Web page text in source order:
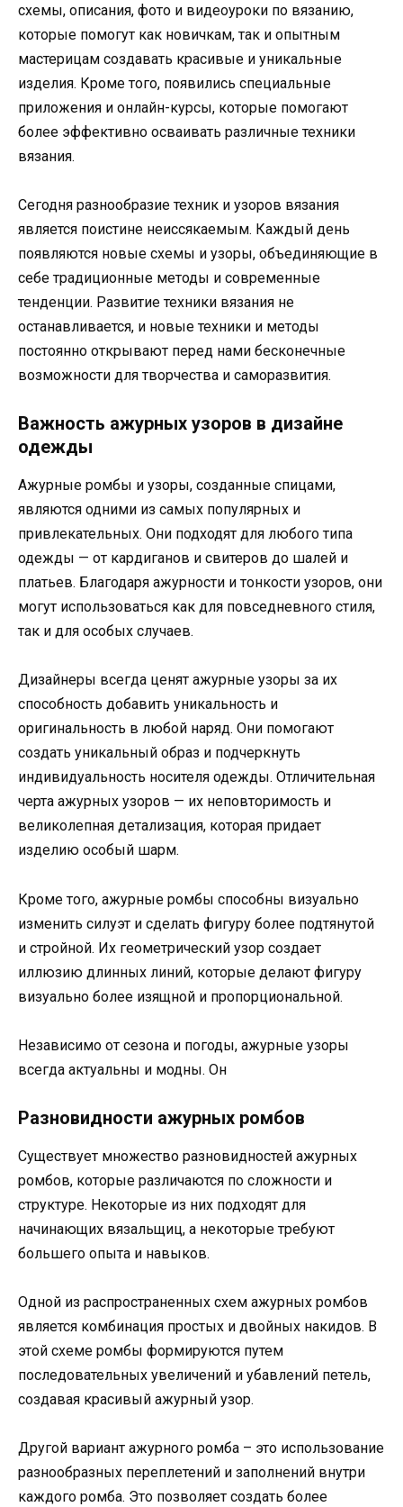
схемы, описания, фото и видеоуроки по вязанию,
которые помогут как новичкам, так и опытным
мастерицам создавать красивые и уникальные
изделия. Кроме того, появились специальные
приложения и онлайн-курсы, которые помогают
более эффективно осваивать различные техники
вязания.
Сегодня разнообразие техник и узоров вязания
является поистине неиссякаемым. Каждый день
появляются новые схемы и узоры, объединяющие в
себе традиционные методы и современные
тенденции. Развитие техники вязания не
останавливается, и новые техники и методы
постоянно открывают перед нами бесконечные
возможности для творчества и саморазвития.
Важность ажурных узоров в дизайне
одежды
Ажурные ромбы и узоры, созданные спицами,
являются одними из самых популярных и
привлекательных. Они подходят для любого типа
одежды — от кардиганов и свитеров до шалей и
платьев. Благодаря ажурности и тонкости узоров, они
могут использоваться как для повседневного стиля,
так и для особых случаев.
Дизайнеры всегда ценят ажурные узоры за их
способность добавить уникальность и
оригинальность в любой наряд. Они помогают
создать уникальный образ и подчеркнуть
индивидуальность носителя одежды. Отличительная
черта ажурных узоров — их неповторимость и
великолепная детализация, которая придает
изделию особый шарм.
Кроме того, ажурные ромбы способны визуально
изменить силуэт и сделать фигуру более подтянутой
и стройной. Их геометрический узор создает
иллюзию длинных линий, которые делают фигуру
визуально более изящной и пропорциональной.
Независимо от сезона и погоды, ажурные узоры
всегда актуальны и модны. Он
Разновидности ажурных ромбов
Существует множество разновидностей ажурных
ромбов, которые различаются по сложности и
структуре. Некоторые из них подходят для
начинающих вязальщиц, а некоторые требуют
большего опыта и навыков.
Одной из распространенных схем ажурных ромбов
является комбинация простых и двойных накидов. В
этой схеме ромбы формируются путем
последовательных увеличений и убавлений петель,
создавая красивый ажурный узор.
Другой вариант ажурного ромба – это использование
разнообразных переплетений и заполнений внутри
каждого ромба. Это позволяет создать более